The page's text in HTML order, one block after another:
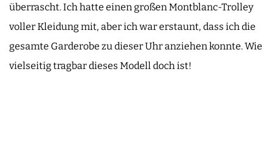
überrascht. Ich hatte einen großen Montblanc-Trolley
voller Kleidung mit, aber ich war erstaunt, dass ich die
gesamte Garderobe zu dieser Uhr anziehen konnte. Wie
vielseitig tragbar dieses Modell doch ist!